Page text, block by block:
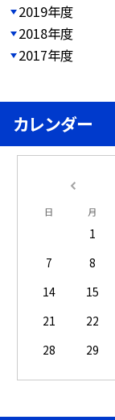
2019年度
2018年度
2017年度
カレンダー
日 月
1
7
8
14
15
21
22
28
29